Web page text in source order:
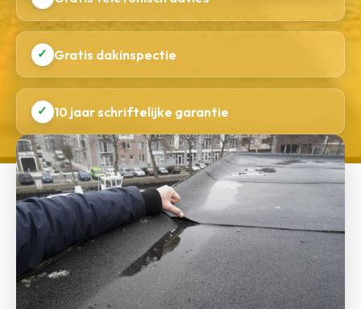
✓ Gratis dakinspectie
✓ 10 jaar schriftelijke garantie